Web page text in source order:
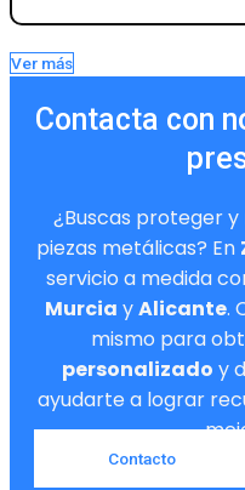
Ver más
Contacta con
¿Buscas proteger
piezas metálicas? En
servicio a medida
Murcia yAlicante.
mismo para
personalizado y
ayudarte a lograr
Contacto